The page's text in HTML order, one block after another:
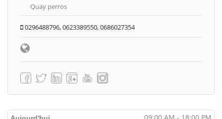
Quay perros
0296488796, 0623389550, 0686027354
09:00 AM - 18:00 PM